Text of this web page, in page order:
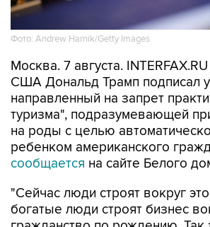
Фото: Andrew Harnik/Getty Images
Москва. 7 августа.
США Дональд Трамп подписал
направленный на запрет
туризма", подразумевающей
на роды с целью
ребенком американского
сообщается на сайте Белого
"Сейчас люди строят вокруг
богатые люди строят бизнес